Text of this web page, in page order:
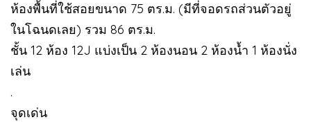
ห้องพื้นที่ใช้สอยขนาด 75 ตร.ม. (มีที่จอดรถส่วนตัวอยู่
ในโฉนดเลย) รวม 86 ตร.ม.
ชั้น 12 ห้อง 12J แบ่งเป็น 2 ห้องนอน 2 ห้องน้ำ 1 ห้องนั่ง
เล่น
.
จุดเด่น